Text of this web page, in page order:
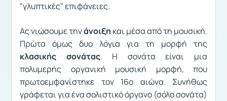
"γλυπτικές" επιφάνειες.
Ας νιώσουμε τηνάνοιξη και μέσα από τη μουσική.
Πρώτα όμως δυο λόγια για τη μορφή της
κλασικής σονάτας. Η σονάτα είναι μια
πολυμερής οργανική μουσική μορφή, που
πρωτοεμφανίστηκε τον 16ο αιώνα. Συνήθως
γράφεται για ένα σολιστικό όργανο (σόλο σονάτα)